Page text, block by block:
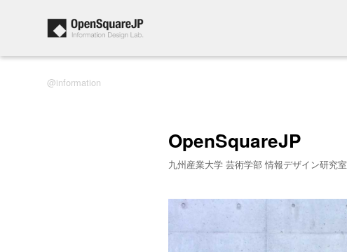
information
OpenSquareJP
九州産業大学 芸術学部 情報デザイン研究室